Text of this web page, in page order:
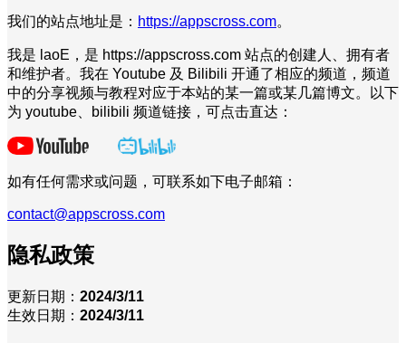
我们的站点地址是： https://appscross.com。
我是 laoE，是 https://appscross.com 站点的创建人、拥有者
和维护者。我在 Youtube 及 Bilibili 开通了相应的频道，频道
中的分享视频与教程对应于本站的某一篇或某几篇博文。以下
为 youtube、bilibili 频道链接，可点击直达：
如有任何需求或问题，可联系如下电子邮箱：
contact@appscross.com
隐私政策
更新日期： 2024/3/11
生效日期： 2024/3/11